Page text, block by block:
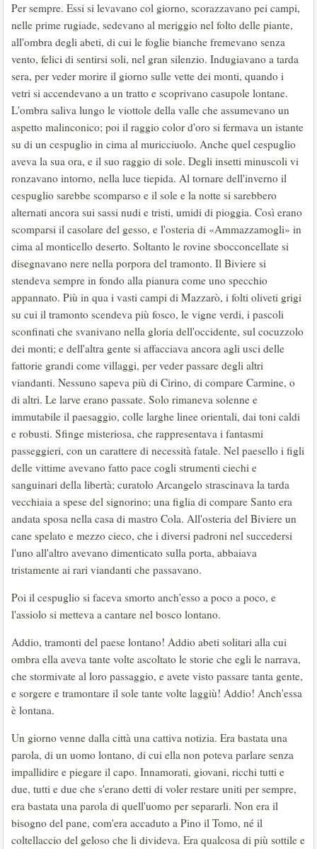
Per sempre. Essi si levavano col giorno, scorazzavano pei campi,
nelle prime rugiade, sedevano al meriggio nel folto delle piante,
all'ombra degli abeti, di cui le foglie bianche fremevano senza
vento, felici di sentirsi soli, nel gran silenzio. Indugiavano a tarda
sera, per veder morire il giorno sulle vette dei monti, quando i
vetri si accendevano a un tratto e scoprivano casupole lontane.
L'ombra saliva lungo le viottole della valle che assumevano un
aspetto malinconico; poi il raggio color d'oro si fermava un istante
su di un cespuglio in cima al muricciuolo. Anche quel cespuglio
aveva la sua ora, e il suo raggio di sole. Degli insetti minuscoli vi
ronzavano intorno, nella luce tiepida. Al tornare dell'inverno il
cespuglio sarebbe scomparso e il sole e la notte si sarebbero
alternati ancora sui sassi nudi e tristi, umidi di pioggia. Così erano
scomparsi il casolare del gesso, e l'osteria di «Ammazzamogli» in
cima al monticello deserto. Soltanto le rovine sbocconcellate si
disegnavano nere nella porpora del tramonto. Il Biviere si
stendeva sempre in fondo alla pianura come uno specchio
appannato. Più in qua i vasti campi di Mazzarò, i folti oliveti grigi
su cui il tramonto scendeva più fosco, le vigne verdi, i pascoli
sconfinati che svanivano nella gloria dell'occidente, sul cocuzzolo
dei monti; e dell'altra gente si affacciava ancora agli usci delle
fattorie grandi come villaggi, per veder passare degli altri
viandanti. Nessuno sapeva più di Cirino, di compare Carmine, o
di altri. Le larve erano passate. Solo rimaneva solenne e
immutabile il paesaggio, colle larghe linee orientali, dai toni caldi
e robusti. Sfinge misteriosa, che rappresentava i fantasmi
passeggieri, con un carattere di necessità fatale. Nel paesello i figli
delle vittime avevano fatto pace cogli strumenti ciechi e
sanguinari della libertà; curatolo Arcangelo strascinava la tarda
vecchiaia a spese del signorino; una figlia di compare Santo era
andata sposa nella casa di mastro Cola. All'osteria del Biviere un
cane spelato e mezzo cieco, che i diversi padroni nel succedersi
l'uno all'altro avevano dimenticato sulla porta, abbaiava
tristamente ai rari viandanti che passavano.
Poi il cespuglio si faceva smorto anch'esso a poco a poco, e
l'assiolo si metteva a cantare nel bosco lontano.
Addio, tramonti del paese lontano! Addio abeti solitari alla cui
ombra ella aveva tante volte ascoltato le storie che egli le narrava,
che stormivate al loro passaggio, e avete visto passare tanta gente,
e sorgere e tramontare il sole tante volte laggiù! Addio! Anch'essa
è lontana.
Un giorno venne dalla città una cattiva notizia. Era bastata una
parola, di un uomo lontano, di cui ella non poteva parlare senza
impallidire e piegare il capo. Innamorati, giovani, ricchi tutti e
due, tutti e due che s'erano detti di voler restare uniti per sempre,
era bastata una parola di quell'uomo per separarli. Non era il
bisogno del pane, com'era accaduto a Pino il Tomo, né il
coltellaccio del geloso che li divideva. Era qualcosa di più sottile e